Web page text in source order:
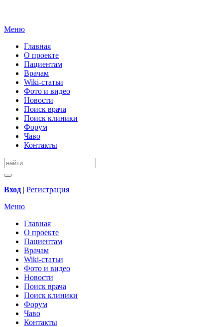
Меню
Главная
О проекте
Пациентам
Врачам
Wiki-статьи
Фото и видео
Новости
Поиск врача
Поиск клиники
Форум
Чаво
Контакты
Вход | Регистрация
Меню
Главная
О проекте
Пациентам
Врачам
Wiki-статьи
Фото и видео
Новости
Поиск врача
Поиск клиники
Форум
Чаво
Контакты